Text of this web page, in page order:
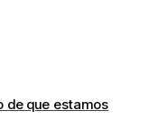
de que estamos